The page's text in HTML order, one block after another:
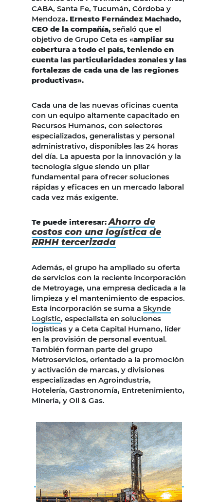
CABA, Santa Fe, Tucumán, Córdoba y
Mendoza. Ernesto Fernández Machado,
CEO de la compañía, señaló que el
objetivo de Grupo Ceta es «ampliar su
cobertura a todo el país, teniendo en
cuenta las particularidades zonales y las
fortalezas de cada una de las regiones
productivas».
Cada una de las nuevas oficinas cuenta
con un equipo altamente capacitado en
Recursos Humanos, con selectores
especializados, generalistas y personal
administrativo, disponibles las 24 horas
del día. La apuesta por la innovación y la
tecnología sigue siendo un pilar
fundamental para ofrecer soluciones
rápidas y eficaces en un mercado laboral
cada vez más exigente.
Te puede interesar:Ahorro de
costos con una logística de
RRHH tercerizada
Además, el grupo ha ampliado su oferta
de servicios con la reciente incorporación
de Metroyage, una empresa dedicada a la
limpieza y el mantenimiento de espacios.
Esta incorporación se suma a Skynde
Logistic, especialista en soluciones
logísticas y a Ceta Capital Humano, líder
en la provisión de personal eventual.
También forman parte del grupo
Metroservicios, orientado a la promoción
y activación de marcas, y divisiones
especializadas en Agroindustria,
Hotelería, Gastronomía, Entretenimiento,
Minería, y Oil & Gas.